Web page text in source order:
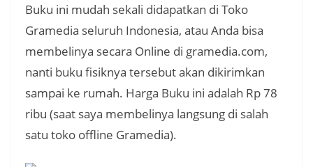
Buku ini mudah sekali didapatkan di Toko
Gramedia seluruh Indonesia, atau Anda bisa
membelinya secara Online di gramedia.com,
nanti buku fisiknya tersebut akan dikirimkan
sampai ke rumah. Harga Buku ini adalah Rp 78
ribu (saat saya membelinya langsung di salah
satu toko offline Gramedia).